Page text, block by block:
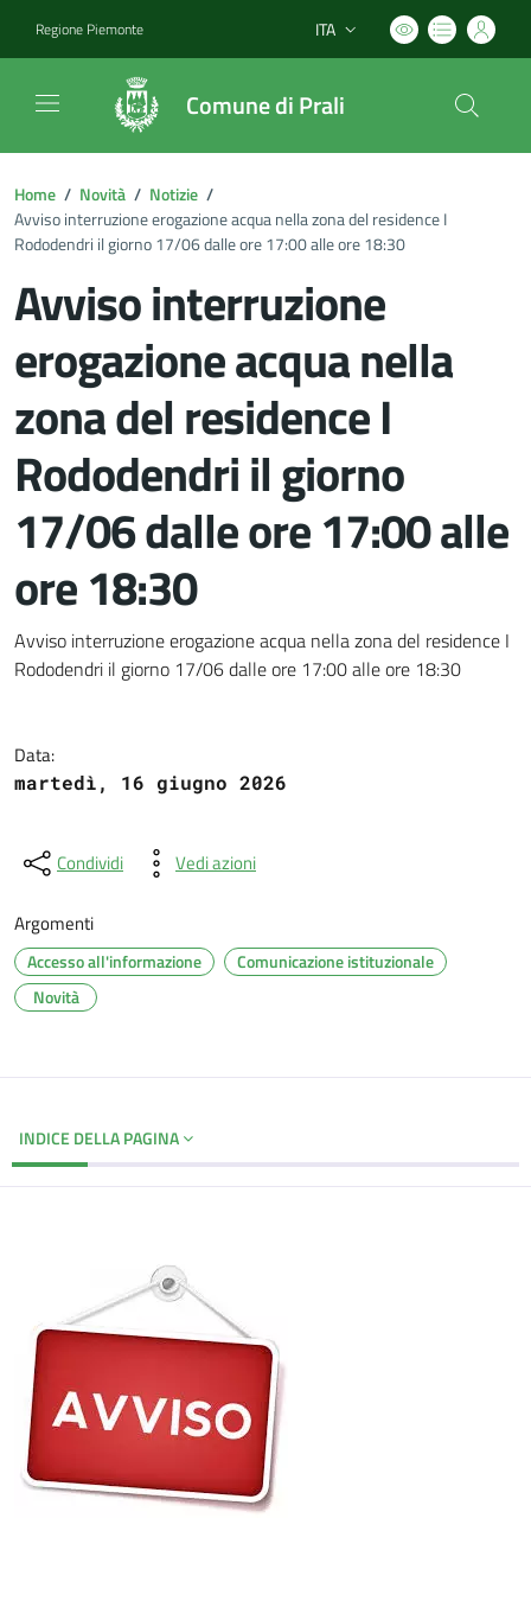
Regione Piemonte Lingua attiva:
ITA
Comune di Prali
Home / Novità / Notizie /
Avviso interruzione erogazione acqua nella zona del residence I
Rododendri il giorno 17/06 dalle ore 17:00 alle ore 18:30
Avviso interruzione
erogazione acqua nella
zona del residence I
Rododendri il giorno
17/06 dalle ore 17:00 alle
ore 18:30
Dettagli del documento
Avviso interruzione erogazione acqua nella zona del residence I
Rododendri il giorno 17/06 dalle ore 17:00 alle ore 18:30
Data:
martedì, 16 giugno 2026
Condividi Vedi azioni
Argomenti
Accesso all'informazione
Comunicazione istituzionale
Novità
INDICE DELLA PAGINA